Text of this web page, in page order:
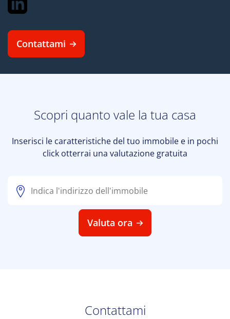
Contattami
Scopri quanto vale la tua casa
Inserisci le caratteristiche del tuo immobile e in pochi
click otterrai una valutazione gratuita
Valuta ora
Contattami